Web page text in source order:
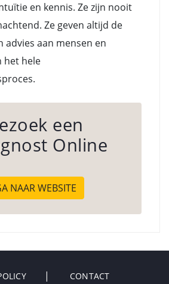
en kennis. Ze zijn nooit
Ze geven altijd de
advies aan mensen en
het hele
een
Online
NAAR WEBSITE
CONTACT